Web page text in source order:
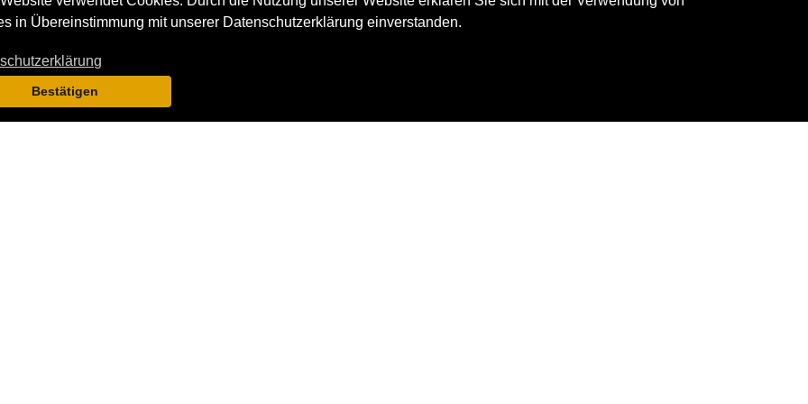
in Übereinstimmung mit unserer Datenschutzerklärung einverstanden.
Bestätigen
grossen Netzwerk.
Service.